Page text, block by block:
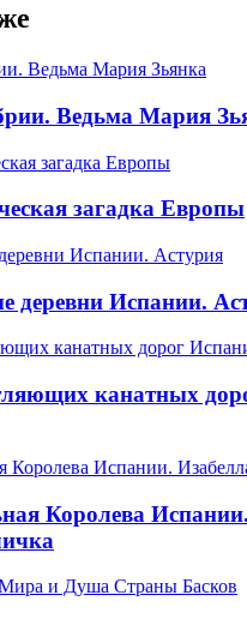
Ведьма Мария
загадка Европы
деревни Испании.
канатных
Королева Испании.